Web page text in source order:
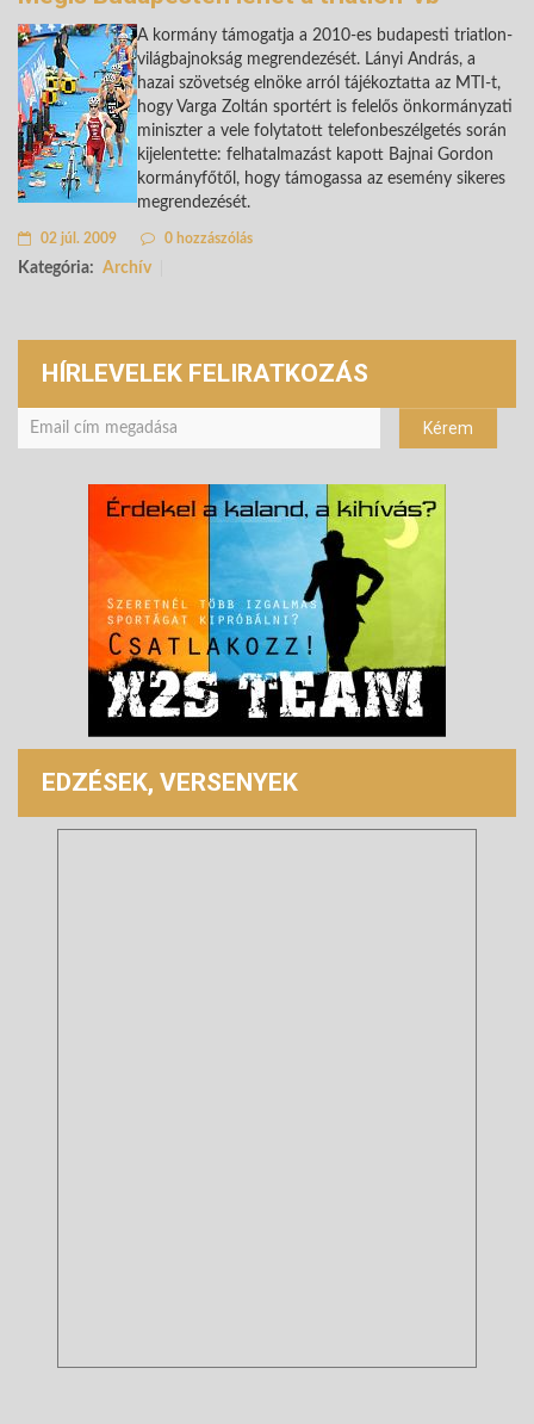
A kormány támogatja a 2010-es budapesti triatlon-
világbajnokság megrendezését. Lányi András, a
hazai szövetség elnöke arról tájékoztatta az MTI-t,
hogy Varga Zoltán sportért is felelős önkormányzati
miniszter a vele folytatott telefonbeszélgetés során
kijelentette: felhatalmazást kapott Bajnai Gordon
kormányfőtől, hogy támogassa az esemény sikeres
megrendezését.
02 júl. 2009 0 hozzászólás
Kategória: Archív
HÍRLEVELEK FELIRATKOZÁS
EDZÉSEK, VERSENYEK